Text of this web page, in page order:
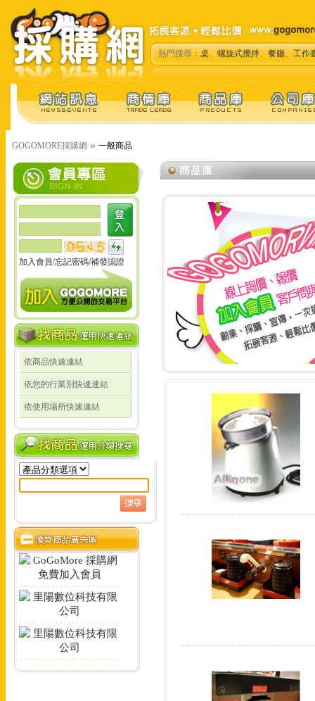
熱門搜尋：桌、螺旋式攪拌、餐廳、工作
GOGOMORE採購網 » 一般商品
加入會員/忘記密碼/補發認證
依商品快速連結
依您的行業別快速連結
依使用場所快速連結
線上詢價 創業 採購
線上詢價 創業 採購 宣傳 一次搞定!